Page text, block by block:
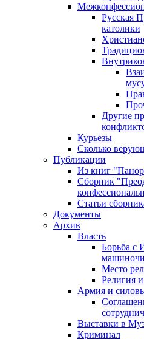
Русская
католики
Другие
Курьезы
Сколько
Публикации
Из книг
Сборник
Статьи
Документы
Архив
Власть
Борьба с
Место
Религия
Армия и
Выставки в
Криминал